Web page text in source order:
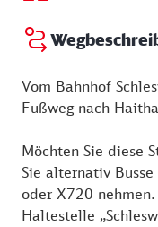
Vom Bahnhof
Fußweg nach
Möchten Sie diese
Sie alternativ
oder X720
Haltestelle